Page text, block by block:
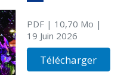
PDF| 10,70 Mo |
19 Juin 2026
Télécharger